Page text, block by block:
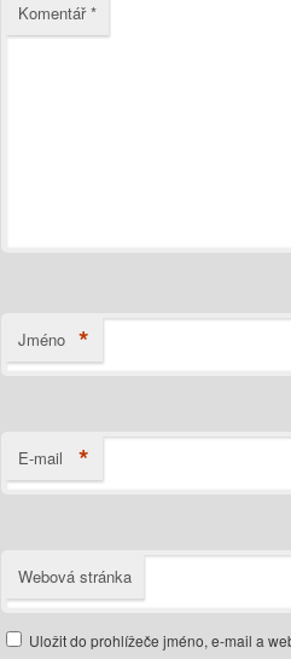
Komentář*
Jméno *
E-mail *
Webová stránka
Uložit do prohlížeče jméno, e-mail a